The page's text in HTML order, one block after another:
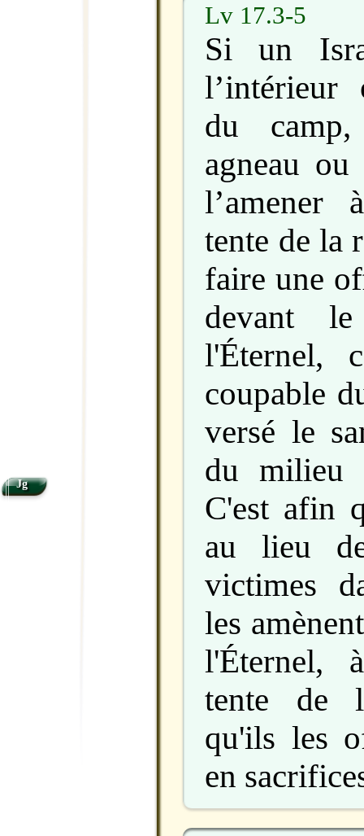
Lv 17.3-5
Si un
l’intérieur
du
agneau ou
l’amener
tente de la
faire une
devant
l'Éternel,
coupable
versé le
du milieu
C'est afin
au lieu
victimes
les
l'Éternel,
tente de
qu'ils les
en
Jg